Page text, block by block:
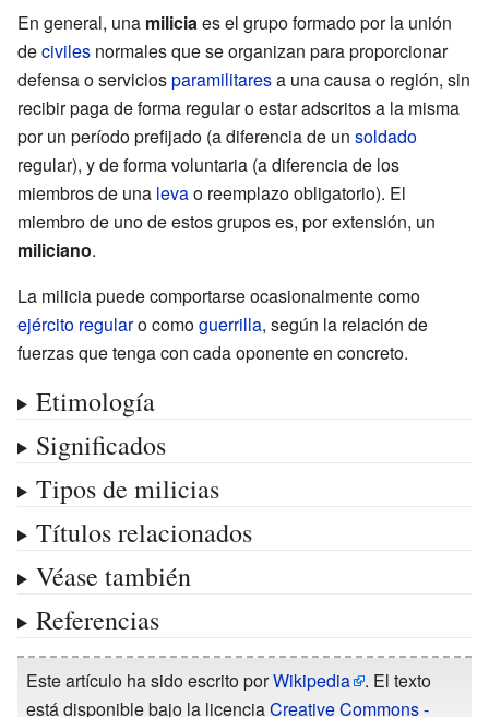
En general, una milicia es el grupo formado por la unión
deciviles normales que se organizan para proporcionar
defensa o serviciosparamilitaresa una causa o región, sin
recibir paga de forma regular o estar adscritos a la misma
por un período prefijado (a diferencia de un soldado
regular), y de forma voluntaria (a diferencia de los
miembros de una levao reemplazo obligatorio). El
miembro de uno de estos grupos es, por extensión, un
miliciano.
La milicia puede comportarse ocasionalmente como
ejército regularo comoguerrilla, según la relación de
fuerzas que tenga con cada oponente en concreto.
Etimología
Significados
Tipos de milicias
Títulos relacionados
Véase también
Referencias
Este artículo ha sido escrito porWikipedia
. El texto
está disponible bajo la licenciaCreative Commons -